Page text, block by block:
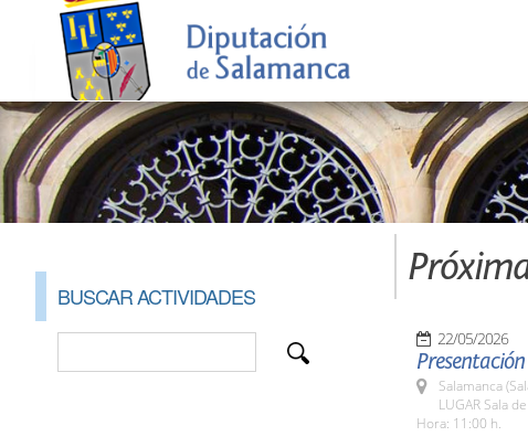
BUSCAR ACTIVIDADES
22/05/2026
Salamanca
LUGAR Sala
Hora: 11:00 h.